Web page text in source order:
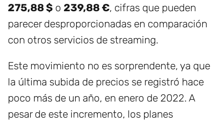
275,88 $ o 239,88 €, cifras que pueden
parecer desproporcionadas en comparación
con otros servicios de streaming.
Este movimiento no es sorprendente, ya que
la última subida de precios se registró hace
poco más de un año, en enero de 2022. A
pesar de este incremento, los planes